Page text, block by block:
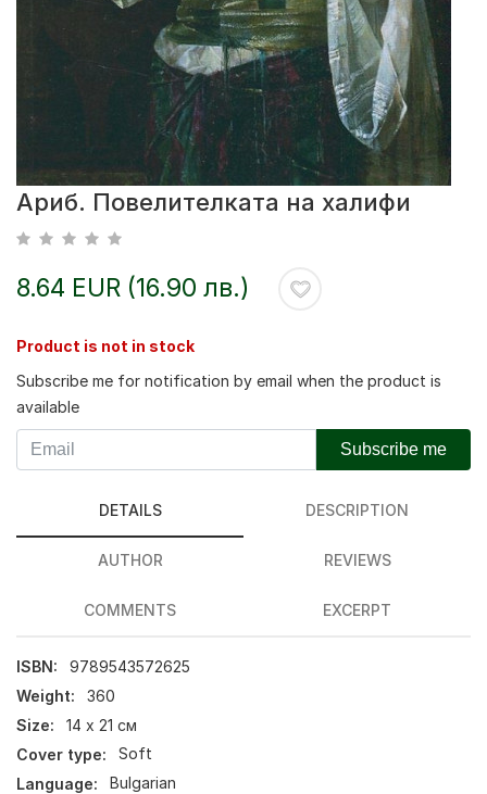
Ариб. Повелителката на халифи
8.64 EUR (16.90 лв.)
Product is not in stock
Subscribe me for notification by email when the product is
available
Subscribe me
DETAILS DESCRIPTION
AUTHOR REVIEWS
COMMENTS EXCERPT
ISBN:
9789543572625
Weight:
360
Size:
14 х 21 см
Cover type:
Soft
Language:
Bulgarian